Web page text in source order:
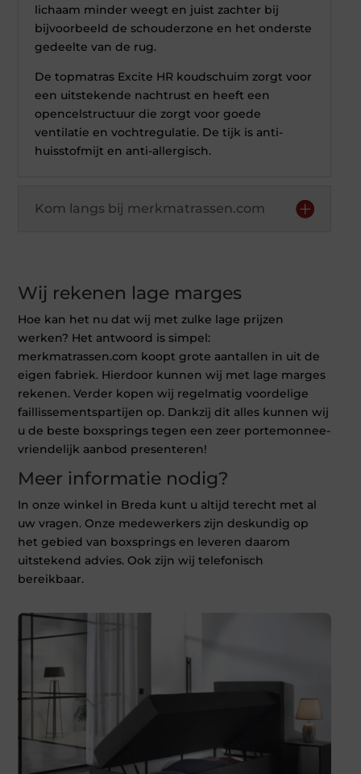
lichaam minder weegt en juist zachter bij
bijvoorbeeld de schouderzone en het onderste
gedeelte van de rug.
De topmatras Excite HR koudschuim zorgt voor
een uitstekende nachtrust en heeft een
opencelstructuur die zorgt voor goede
ventilatie en vochtregulatie. De tijk is anti-
huisstofmijt en anti-allergisch.
Kom langs bij merkmatrassen.com
Wij rekenen lage marges
Hoe kan het nu dat wij met zulke lage prijzen
werken? Het antwoord is simpel:
merkmatrassen.com koopt grote aantallen in uit de
eigen fabriek. Hierdoor kunnen wij met lage marges
rekenen. Verder kopen wij regelmatig voordelige
faillissementspartijen op. Dankzij dit alles kunnen wij
u de beste boxsprings tegen een zeer portemonnee-
vriendelijk aanbod presenteren!
Meer informatie nodig?
In onze winkel in Breda kunt u altijd terecht met al
uw vragen. Onze medewerkers zijn deskundig op
het gebied van boxsprings en leveren daarom
uitstekend advies. Ook zijn wij telefonisch
bereikbaar.